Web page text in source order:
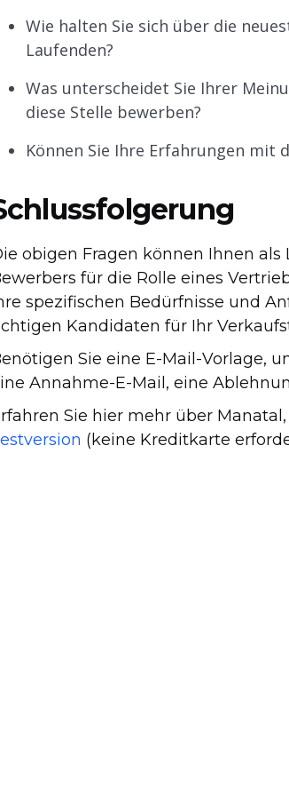
Wie halten Sie sich über die
Laufenden?
Was unterscheidet Sie Ihrer
diese Stelle bewerben?
Können Sie Ihre Erfahrungen
obigen Fragen können Ihnen
für die Rolle eines
spezifischen Bedürfnisse und
Kandidaten für Ihr
Sie eine E-Mail-Vorlage,
Annahme-E-Mail, eine
Sie hier mehr über
(keine Kreditkarte